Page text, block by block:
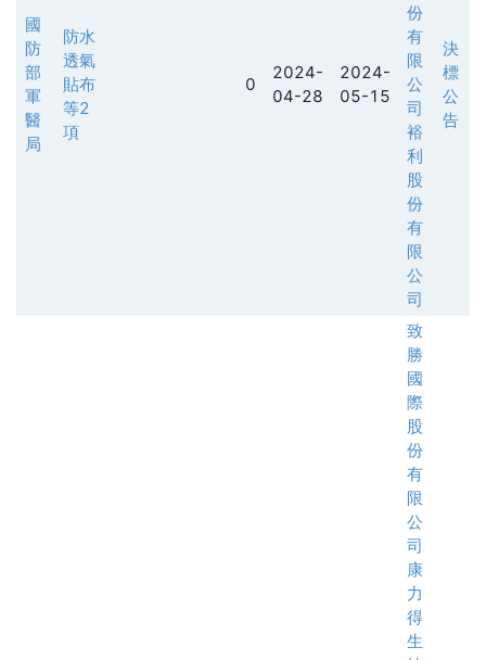
國
防
部
軍
醫
局
防水
透氣
貼布
等2
項
0
2024-
04-28
2024-
05-15
份
有
限
公
司
裕
利
股
份
有
限
公
司
決
標
公
告
致
勝
國
際
股
份
有
限
公
司
康
力
得
生